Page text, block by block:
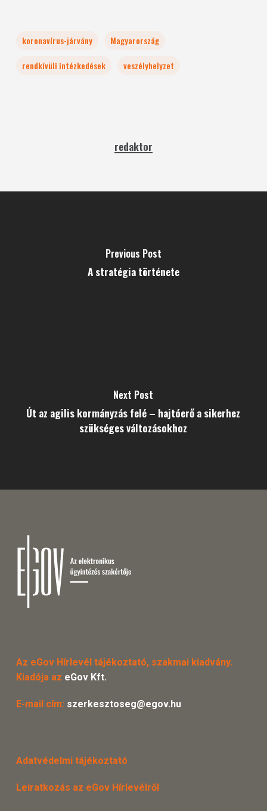
koronavírus-járvány
Magyarország
rendkívüli intézkedések
veszélyhelyzet
redaktor
Previous Post
A stratégia története
Next Post
Út az agilis kormányzás felé – hajtóerő a sikerhez
szükséges változásokhoz
Az eGov Hírlevél tájékoztató, szakmai kiadvány.
Kiadója az eGov Kft.
E-mail cím: szerkesztoseg@egov.hu
Adatvédelmi tájékoztató
Leiratkozás az eGov Hírlevélről